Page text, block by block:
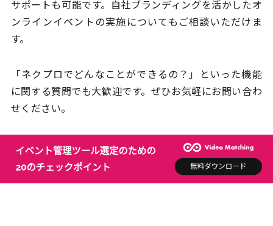
サポートも可能です。自社ブランディングを活かしたオ
ンラインイベントの実施についてもご相談いただけま
す。
「ネクプロでどんなことができるの？」といった機能
に関する質問でも大歓迎です。ぜひお気軽にお問い合わ
せください。